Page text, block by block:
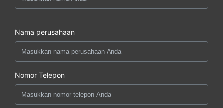
Nama perusahaan
Nomor Telepon